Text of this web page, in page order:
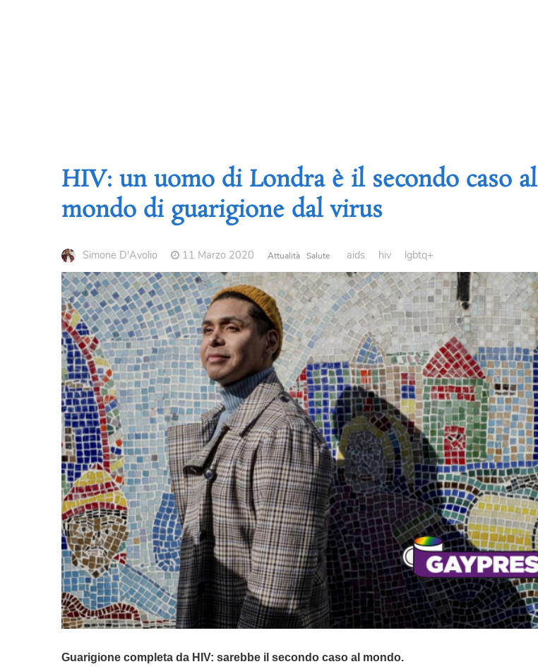
HIV: un uomo di Londra è il secondo caso al
mondo di guarigione dal virus
Simone D'Avolio 11 Marzo 2020 Attualità Salute aids hiv lgbtq+
Guarigione completa da HIV: sarebbe il secondo caso al mondo.